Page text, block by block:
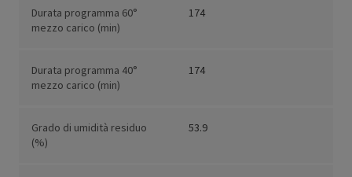
Durata programma 60°
mezzo carico (min)
174
Durata programma 40°
mezzo carico (min)
174
Grado di umidità residuo
(%)
53.9